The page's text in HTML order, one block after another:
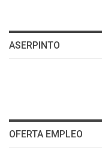
ASERPINTO
OFERTA EMPLEO